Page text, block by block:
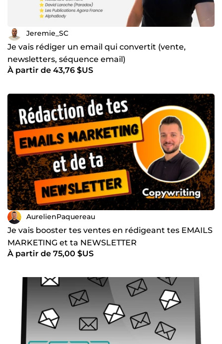
Jeremie_SC
Je vais rédiger un email qui convertit (vente,
newsletters, séquence email)
À partir de 43,76 $US
AurelienPaquereau
Je vais booster tes ventes en rédigeant tes EMAILS
MARKETING et ta NEWSLETTER
À partir de 75,00 $US